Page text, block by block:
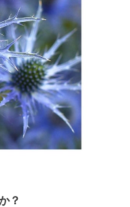
？